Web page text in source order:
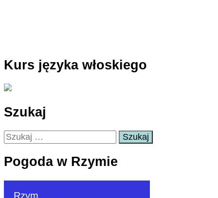
Kurs języka włoskiego
Szukaj
Szukaj:
Pogoda w Rzymie